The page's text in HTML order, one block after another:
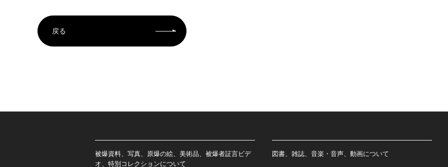
戻る
被爆資料、写真、原爆の絵、美術品、被爆者証言ビデ
オ、特別コレクションについて
図書、雑誌、音楽・音声、動画について